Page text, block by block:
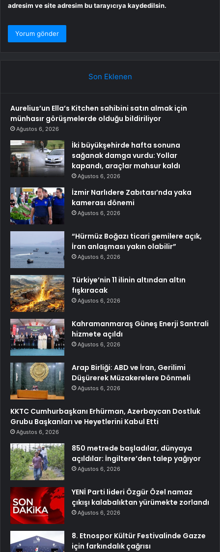
adresim ve site adresim bu tarayıcıya kaydedilsin.
Son Eklenen
Aurelius’un Ella’s Kitchen sahibini satın almak için
münhasır görüşmelerde olduğu bildiriliyor
Ağustos 6, 2026
İki büyükşehirde hafta sonuna
sağanak damga vurdu: Yollar
kapandı, araçlar mahsur kaldı
Ağustos 6, 2026
İzmir Narlıdere Zabıtası’nda yaka
kamerası dönemi
Ağustos 6, 2026
“Hürmüz Boğazı ticari gemilere açık,
İran anlaşması yakın olabilir”
Ağustos 6, 2026
Türkiye’nin 11 ilinin altından altın
fışkıracak
Ağustos 6, 2026
Kahramanmaraş Güneş Enerji Santrali
hizmete açıldı
Ağustos 6, 2026
Arap Birliği: ABD ve İran, Gerilimi
Düşürerek Müzakerelere Dönmeli
Ağustos 6, 2026
KKTC Cumhurbaşkanı Erhürman, Azerbaycan Dostluk
Grubu Başkanları ve Heyetlerini Kabul Etti
Ağustos 6, 2026
850 metrede başladılar, dünyaya
açıldılar: İngiltere’den talep yağıyor
Ağustos 6, 2026
YENİ Parti lideri Özgür Özel namaz
çıkışı kalabalıktan yürümekte zorlandı
Ağustos 6, 2026
8. Etnospor Kültür Festivalinde Gazze
için farkındalık çağrısı